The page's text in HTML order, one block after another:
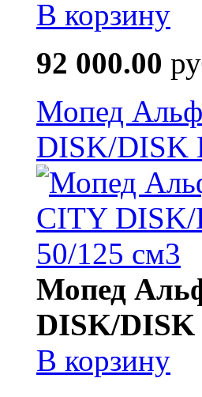
В корзину
92 000.00
Мопед
DISK/DISK
Мопед
DISK/DISK
В корзину